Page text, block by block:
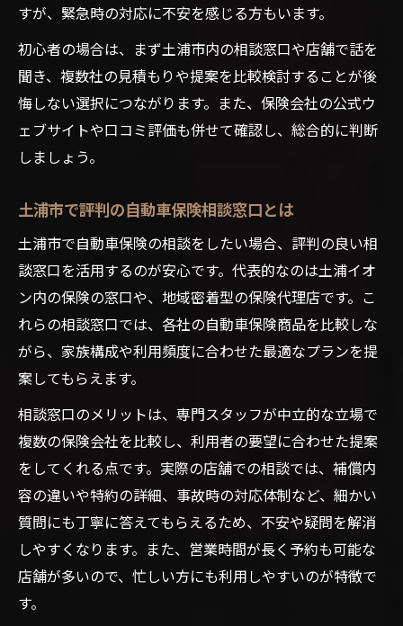
すが、緊急時の対応に不安を感じる方もいます。
初心者の場合は、まず土浦市内の相談窓口や店舗で話を
聞き、複数社の見積もりや提案を比較検討することが後
悔しない選択につながります。また、保険会社の公式ウ
ェブサイトや口コミ評価も併せて確認し、総合的に判断
しましょう。
土浦市で評判の自動車保険相談窓口とは
土浦市で自動車保険の相談をしたい場合、評判の良い相
談窓口を活用するのが安心です。代表的なのは土浦イオ
ン内の保険の窓口や、地域密着型の保険代理店です。こ
れらの相談窓口では、各社の自動車保険商品を比較しな
がら、家族構成や利用頻度に合わせた最適なプランを提
案してもらえます。
相談窓口のメリットは、専門スタッフが中立的な立場で
複数の保険会社を比較し、利用者の要望に合わせた提案
をしてくれる点です。実際の店舗での相談では、補償内
容の違いや特約の詳細、事故時の対応体制など、細かい
質問にも丁寧に答えてもらえるため、不安や疑問を解消
しやすくなります。また、営業時間が長く予約も可能な
店舗が多いので、忙しい方にも利用しやすいのが特徴で
す。